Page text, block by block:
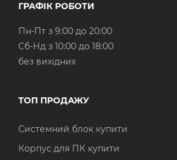
ГРАФІК РОБОТИ
Пн-Пт з 9:00 до 20:00
Cб-Нд з 10:00 до 18:00
без вихідних
ТОП ПРОДАЖУ
Системний блок купити
Корпус для ПК купити